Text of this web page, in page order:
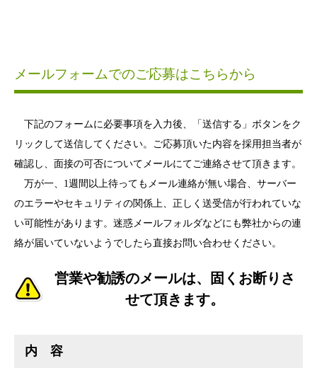
メールフォームでのご応募はこちらから
下記のフォームに必要事項を入力後、「送信する」ボタンをク
リックして送信してください。ご応募頂いた内容を採用担当者が
確認し、面接の可否についてメールにてご連絡させて頂きます。
万が一、1週間以上待ってもメール連絡が無い場合、サーバー
のエラーやセキュリティの関係上、正しく送受信が行われていな
い可能性があります。迷惑メールフォルダなどにも弊社からの連
絡が届いていないようでしたら直接お問い合わせください。
営業や勧誘のメールは、固くお断りさ
せて頂きます。
内 容